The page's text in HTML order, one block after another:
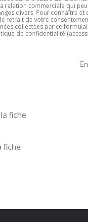
relation commerciale qui
divers. Pour connaître et
retrait de votre
collectées par ce
de confidentialité
fiche
fiche